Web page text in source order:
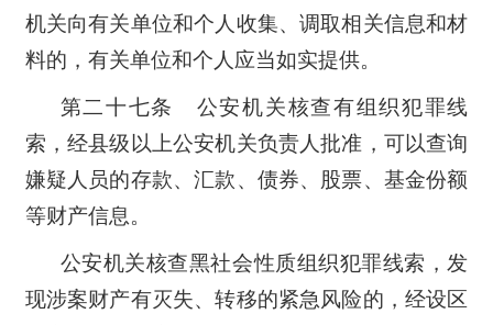
机关向有关单位和个人收集、调取相关信息和材
料的，有关单位和个人应当如实提供。
第二十七条 公安机关核查有组织犯罪线
索，经县级以上公安机关负责人批准，可以查询
嫌疑人员的存款、汇款、债券、股票、基金份额
等财产信息。
公安机关核查黑社会性质组织犯罪线索，发
现涉案财产有灭失、转移的紧急风险的，经设区